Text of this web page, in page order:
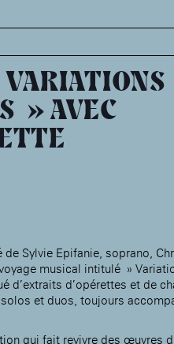
» AVEC
de Sylvie Epifanie, soprano,
musical intitulé »
d’extraits d’opérettes et de
et duos, toujours
qui fait revivre des œuvres
MABA
Présentation
Expositions
Expositions
Événements à la
des
Accueil de la
Fondation des